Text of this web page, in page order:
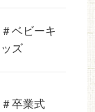
＃ベビーキ
ッズ
＃卒業式